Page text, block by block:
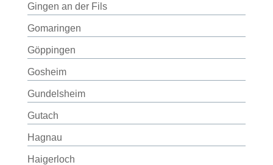
Gingen an der Fils
Gomaringen
Göppingen
Gosheim
Gundelsheim
Gutach
Hagnau
Haigerloch